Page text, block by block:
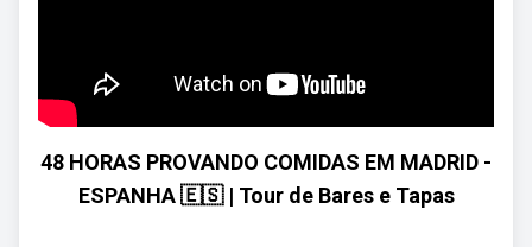
48 HORAS PROVANDO COMIDAS EM MADRID -
ESPANHA 🇪🇸 | Tour de Bares e Tapas